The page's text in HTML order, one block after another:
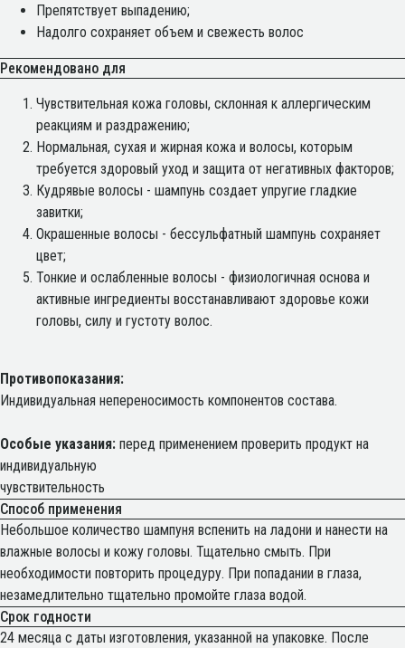
Препятствует выпадению;
Надолго сохраняет объем и свежесть волос
Рекомендовано для
Чувствительная кожа головы, склонная к аллергическим
реакциям и раздражению;
Нормальная, сухая и жирная кожа и волосы, которым
требуется здоровый уход и защита от негативных факторов;
Кудрявые волосы - шампунь создает упругие гладкие
завитки;
Окрашенные волосы - бессульфатный шампунь сохраняет
цвет;
Тонкие и ослабленные волосы - физиологичная основа и
активные ингредиенты восстанавливают здоровье кожи
головы, силу и густоту волос.
Противопоказания:
Индивидуальная непереносимость компонентов состава.
Особые указания: перед применением проверить продукт на
индивидуальную
чувствительность
Способ применения
Небольшое количество шампуня вспенить на ладони и нанести на
влажные волосы и кожу головы. Тщательно смыть. При
необходимости повторить процедуру. При попадании в глаза,
незамедлительно тщательно промойте глаза водой.
Срок годности
24 месяца с даты изготовления, указанной на упаковке. После